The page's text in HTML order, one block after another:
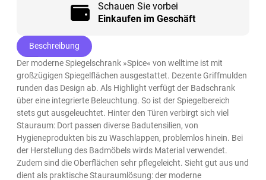
Schauen Sie vorbei
Einkaufen im Geschäft
Beschreibung
Der moderne Spiegelschrank »Spice« von welltime ist mit
großzügigen Spiegelflächen ausgestattet. Dezente Griffmulden
runden das Design ab. Als Highlight verfügt der Badschrank
über eine integrierte Beleuchtung. So ist der Spiegelbereich
stets gut ausgeleuchtet. Hinter den Türen verbirgt sich viel
Stauraum: Dort passen diverse Badutensilien, von
Hygieneprodukten bis zu Waschlappen, problemlos hinein. Bei
der Herstellung des Badmöbels wirds Material verwendet.
Zudem sind die Oberflächen sehr pflegeleicht. Sieht gut aus und
dient als praktische Stauraumlösung: der moderne